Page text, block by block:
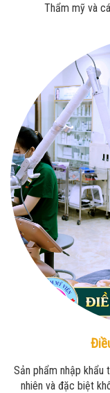
Thẩm mỹ và
Sản phẩm nhập
nhiên và đặc biệt